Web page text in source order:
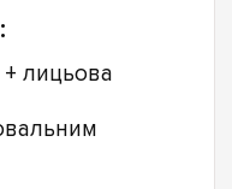
+ лицьова